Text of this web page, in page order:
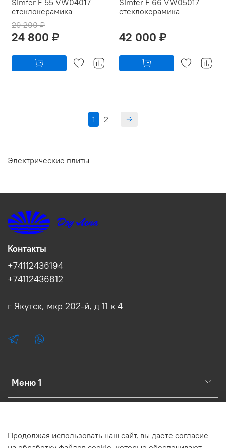
стеклокерамика
29 200 ₽
24 800 ₽
стеклокерамика
42 000 ₽
1 2
Электрические плиты
Меню 1
Меню 3
Контакты
+74112436194
+74112436812
г Якутск, мкр 202-й, д 11 к 4
Продолжая использовать наш сайт, вы даете согласие